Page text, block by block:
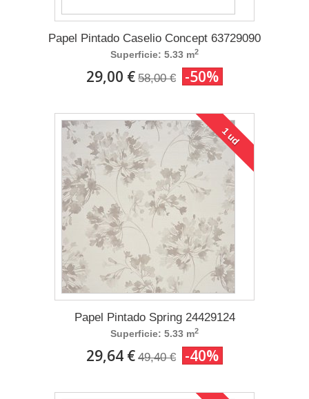
Papel Pintado Caselio Concept 63729090
Superficie: 5.33 m2
29,00 € 58,00 € -50%
1 ud
Papel Pintado Spring 24429124
Superficie: 5.33 m2
29,64 € 49,40 € -40%